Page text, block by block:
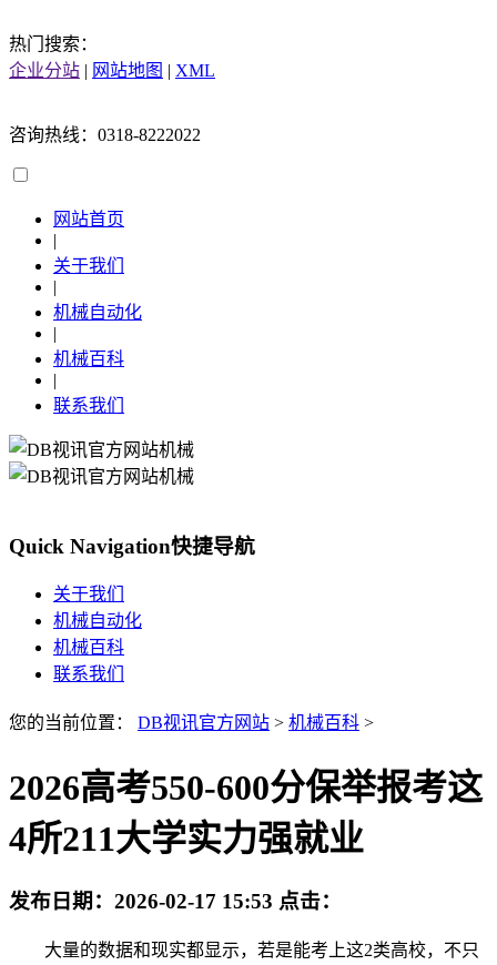
热门搜索：
企业分站 | 网站地图 | XML
咨询热线：0318-8222022
网站首页
|
关于我们
|
机械自动化
|
机械百科
|
联系我们
Quick Navigation快捷导航
关于我们
机械自动化
机械百科
联系我们
您的当前位置： DB视讯官方网站 > 机械百科 >
2026高考550-600分保举报考这
4所211大学实力强就业
发布日期： 2026-02-17 15:53 点击：
大量的数据和现实都显示，若是能考上这2类高校，不只